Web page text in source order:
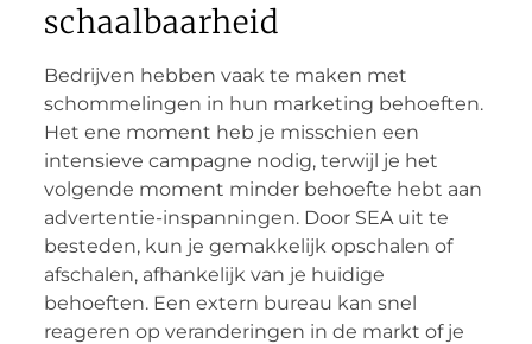
schaalbaarheid
Bedrijven hebben vaak te maken met
schommelingen in hun marketing behoeften.
Het ene moment heb je misschien een
intensieve campagne nodig, terwijl je het
volgende moment minder behoefte hebt aan
advertentie-inspanningen. Door SEA uit te
besteden, kun je gemakkelijk opschalen of
afschalen, afhankelijk van je huidige
behoeften. Een extern bureau kan snel
reageren op veranderingen in de markt of je